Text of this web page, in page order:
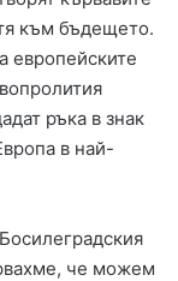
към бъдещето.
европейските
ръка в знак
в най-
че можем